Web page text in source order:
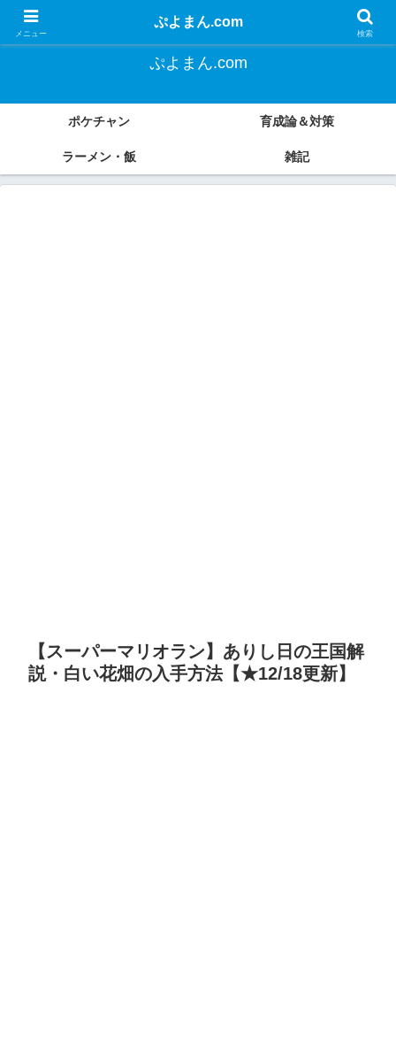
よく遊び、よく食べる。
ぷよまん.com
ポケチャン 育成論＆対策
ラーメン・飯 雑記
【スーパーマリオラン】ありし日の王国解
説・白い花畑の入手方法【★12/18更新】
メニュー
ぷよまん.com
検索